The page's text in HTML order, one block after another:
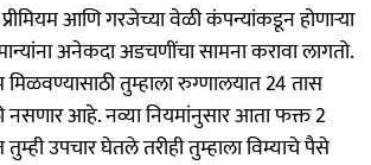
आणि गरजेच्या वेळी कंपन्यांकडून होणाऱ्या
अनेकदा अडचणींचा सामना करावा लागतो.
मिळवण्यासाठी तुम्हाला रुग्णालयात 24 तास
नसणार आहे. नव्या नियमांनुसार आता फक्त 2
उपचार घेतले तरीही तुम्हाला विम्याचे पैसे